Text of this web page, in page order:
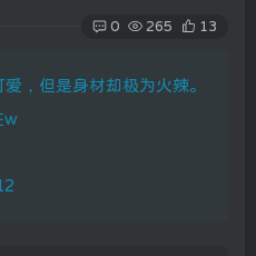
0 265 13
，但是身材却极为火辣。
w